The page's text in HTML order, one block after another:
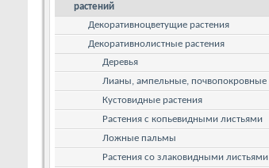
растений
Декоративноцветущие растения
Декоративнолистные растения
Деревья
Лианы, ампельные, почвопокровные
Кустовидные растения
Растения с копьевидными листьями
Ложные пальмы
Растения со злаковидными листьями